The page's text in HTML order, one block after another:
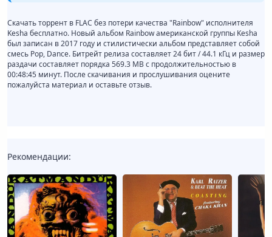
Скачать торрент в FLAC без потери качества "Rainbow" исполнителя
Kesha бесплатно. Новый альбом Rainbow американской группы Kesha
был записан в 2017 году и стилистически альбом представляет собой
смесь Pop, Dance. Битрейт релиза составляет 24 бит / 44.1 кГц и размер
раздачи составляет порядка 569.3 MB с продолжительностью в
00:48:45 минут. После скачивания и прослушивания оцените
пожалуйста материал и оставьте отзыв.
Рекомендации: